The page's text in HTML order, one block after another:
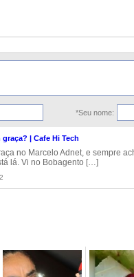
*Seu nome:
| Cafe Hi Tech
no Marcelo Adnet, e sempre
lá. Vi no Bobagento […]